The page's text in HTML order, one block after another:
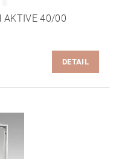
AKTIVE 40/00
DETAIL